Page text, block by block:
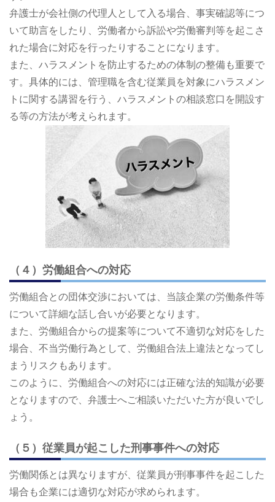
弁護士が会社側の代理人として入る場合、事実確認等につ
いて助言をしたり、労働者から訴訟や労働審判等を起こさ
れた場合に対応を行ったりすることになります。
また、ハラスメントを防止するための体制の整備も重要で
す。具体的には、管理職を含む従業員を対象にハラスメン
トに関する講習を行う、ハラスメントの相談窓口を開設す
る等の方法が考えられます。
（４）労働組合への対応
労働組合との団体交渉においては、当該企業の労働条件等
について詳細な話し合いが必要となります。
また、労働組合からの提案等について不適切な対応をした
場合、不当労働行為として、労働組合法上違法となってし
まうリスクもあります。
このように、労働組合への対応には正確な法的知識が必要
となりますので、弁護士へご相談いただいた方が良いでし
ょう。
（５）従業員が起こした刑事事件への対応
労働関係とは異なりますが、従業員が刑事事件を起こした
場合も企業には適切な対応が求められます。